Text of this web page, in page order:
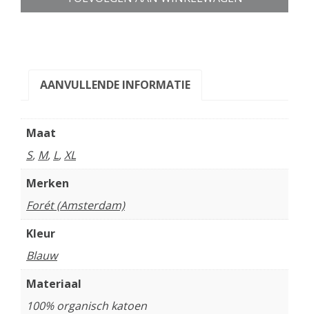
AANVULLENDE INFORMATIE
Maat
S, M, L,XL
Merken
Forét (Amsterdam)
Kleur
Blauw
Materiaal
100% organisch katoen